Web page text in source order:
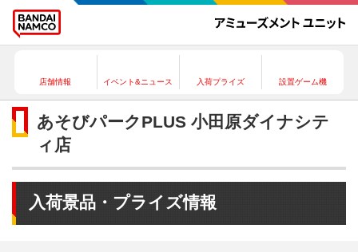
店舗情報 イベント&ニュース 入荷プライズ 設置ゲーム機
あそびパークPLUS 小田原ダイナシテ
ィ店
入荷景品・プライズ情報